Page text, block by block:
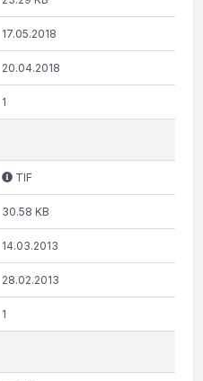
17.05.2018
20.04.2018
1
TIF
30.58 KB
14.03.2013
28.02.2013
1